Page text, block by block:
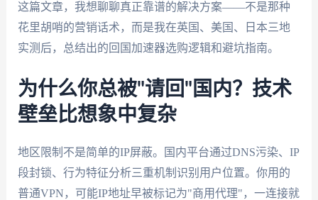
这篇文章，我想聊聊真正靠谱的解决方案——不是那种
花里胡哨的营销话术，而是我在英国、美国、日本三地
实测后，总结出的回国加速器选购逻辑和避坑指南。
为什么你总被"请回"国内？技术
壁垒比想象中复杂
地区限制不是简单的IP屏蔽。国内平台通过DNS污染、IP
段封锁、行为特征分析三重机制识别用户位置。你用的
普通VPN，可能IP地址早被标记为"商用代理"，一连接就